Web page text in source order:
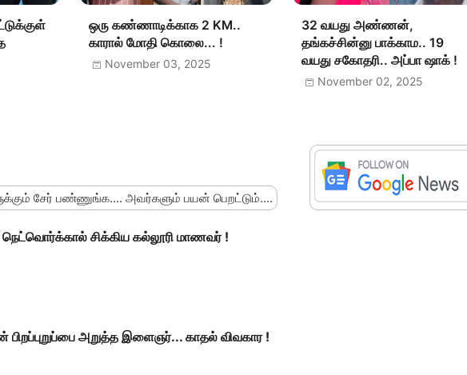
ஒரு கண்ணாடிக்காக 2 KM..
காரால் மோதி கொலை... !
November 03, 2025
32 வயது அண்ணன்,
தங்கச்சின்னு பாக்காம.. 19
வயது சகோதரி.. அப்பா ஷாக் !
November 02, 2025
சேர் பண்ணுங்க.... அவர்களும் பயன் பெறட்டும்....
சிக்கிய கல்லூரி மாணவர் !
அறுத்த இளைஞர்... காதல் விவகார !